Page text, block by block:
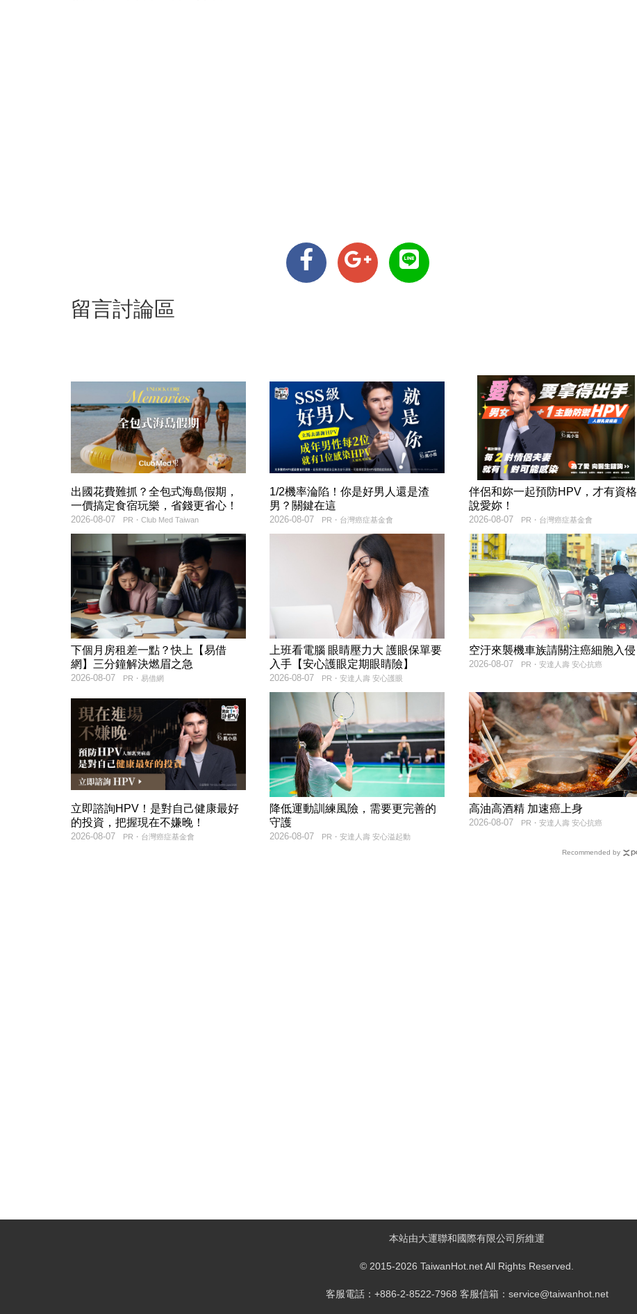
留言討論區
出國花費難抓？全包式海島假期，
一價搞定食宿玩樂，省錢更省心！
PR・Club Med Taiwan
2026-08-07
1/2機率淪陷！你是好男人還是渣
男？關鍵在這
PR・台灣癌症基金會
2026-08-07
伴侶和妳一起預防HPV，才有資格
說愛妳！
PR・台灣癌症基金會
2026-08-07
下個月房租差一點？快上【易借
網】三分鐘解決燃眉之急
PR・易借網
2026-08-07
上班看電腦 眼睛壓力大 護眼保單要
入手【安心護眼定期眼睛險】
PR・安達人壽 安心護眼
2026-08-07
空汙來襲機車族請關注癌細胞入侵
PR・安達人壽 安心抗癌
2026-08-07
立即諮詢HPV！是對自己健康最好
的投資，把握現在不嫌晚！
PR・台灣癌症基金會
2026-08-07
降低運動訓練風險，需要更完善的
守護
PR・安達人壽 安心溢起動
2026-08-07
高油高酒精 加速癌上身
PR・安達人壽 安心抗癌
2026-08-07
Recommended by
本站由大運聯和國際有限公司所維運
© 2015-2026 TaiwanHot.net All Rights Reserved.
客服電話：+886-2-8522-7968 客服信箱：service@taiwanhot.net